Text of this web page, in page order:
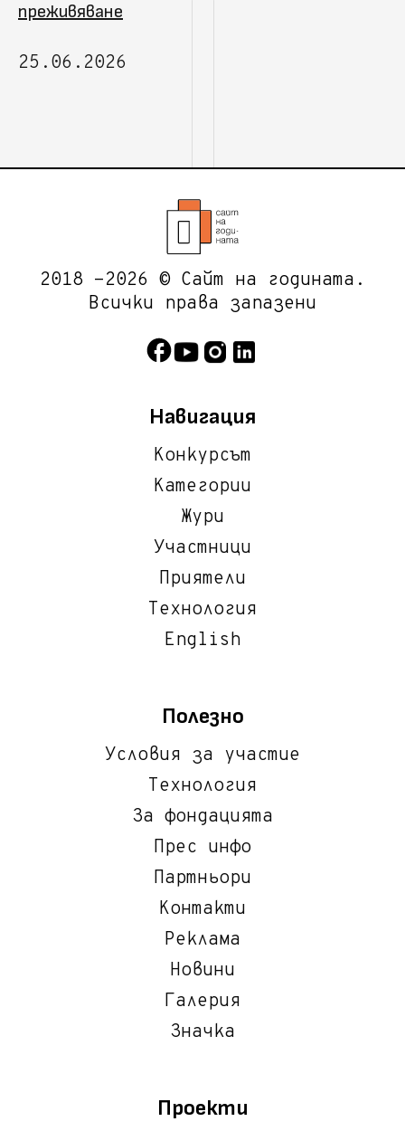
преживяване
25.06.2026
2018 -2026 © Сайт на годината.
Всички права запазени
Навигация
Конкурсът
Категории
Жури
Участници
Приятели
Технология
English
Полезно
Условия за участие
Технология
За фондацията
Прес инфо
Партньори
Контакти
Реклама
Новини
Галерия
Значка
Проекти